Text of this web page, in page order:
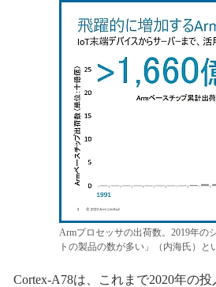
Armプロセッサの出荷数。2019年の
トの製品の数が多い」（内海氏）
Cortex-A78は、これまで2020年の